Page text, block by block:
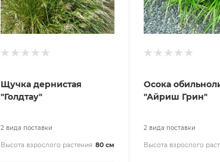
Щучка дернистая
"Голдтау"
2 вида поставки
Высота взрослого растения 80 см
Осока
"Айриш Грин"
2 вида поставки
Высота взрослого